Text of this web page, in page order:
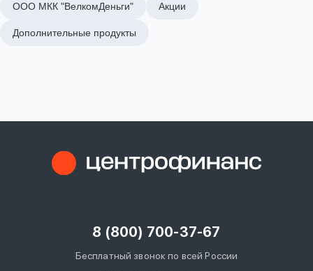
ООО МКК "ВелкомДеньги" Акции
Дополнительные продукты
8 (800) 700-37-67
Бесплатный звонок по всей России
Войти под другим номером
согласие
обработку